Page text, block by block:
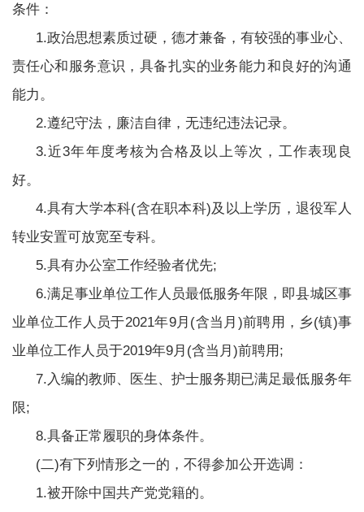
条件：
1.政治思想素质过硬，德才兼备，有较强的事业心、
责任心和服务意识，具备扎实的业务能力和良好的沟通
能力。
2.遵纪守法，廉洁自律，无违纪违法记录。
3.近3年年度考核为合格及以上等次，工作表现良
好。
4.具有大学本科(含在职本科)及以上学历，退役军人
转业安置可放宽至专科。
5.具有办公室工作经验者优先;
6.满足事业单位工作人员最低服务年限，即县城区事
业单位工作人员于2021年9月(含当月)前聘用，乡(镇)事
业单位工作人员于2019年9月(含当月)前聘用;
7.入编的教师、医生、护士服务期已满足最低服务年
限;
8.具备正常履职的身体条件。
(二)有下列情形之一的，不得参加公开选调：
1.被开除中国共产党党籍的。